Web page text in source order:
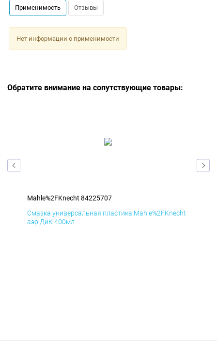
Применимость Отзывы
Нет информации о применимости
Обратите внимание на сопутствующие товары:
Mahle%2FKnecht 84225707
Смазка универсальная пластика Mahle%2FKnecht
аэр ДиК 400мл